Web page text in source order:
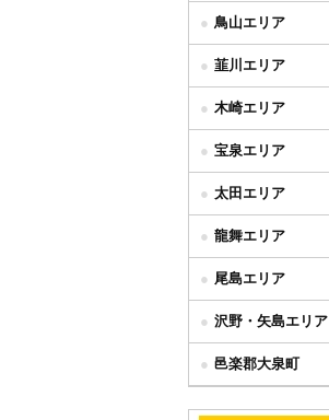
鳥山エリア
韮川エリア
木崎エリア
宝泉エリア
太田エリア
龍舞エリア
尾島エリア
沢野・矢島エリア
邑楽郡大泉町